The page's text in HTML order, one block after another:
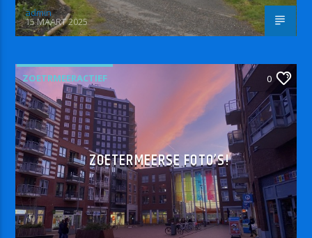
admin
15 MAART 2025
ZOETRMEERACTIEF 0
ZOETERMEERSE FOTO’S!